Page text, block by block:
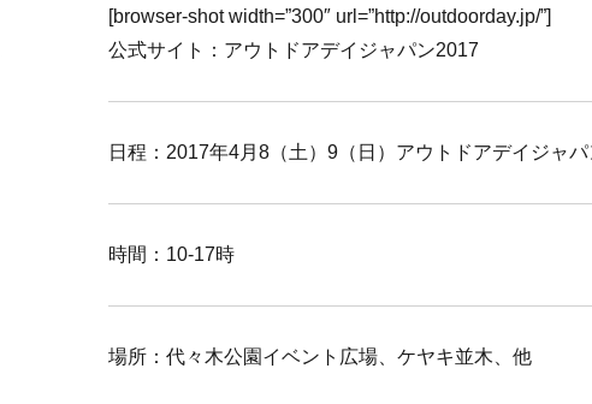
[browser-shot width=”300″ url=”http://outdoorday.jp/”]
公式サイト：アウトドアデイジャパン2017
日程：2017年4月8（土）9（日）アウトドアデイジャ
時間：10-17時
場所：代々木公園イベント広場、ケヤキ並木、他